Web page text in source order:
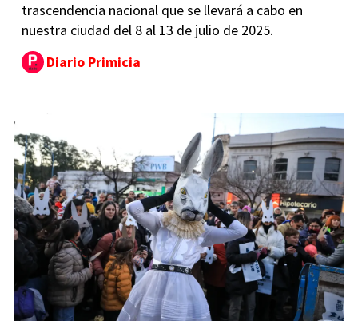
trascendencia nacional que se llevará a cabo en
nuestra ciudad del 8 al 13 de julio de 2025.
Diario Primicia